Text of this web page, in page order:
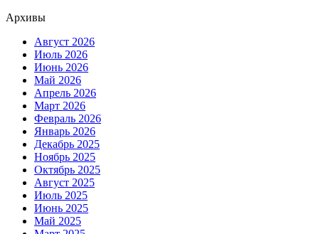
Архивы
Август 2026
Июль 2026
Июнь 2026
Май 2026
Апрель 2026
Март 2026
Февраль 2026
Январь 2026
Декабрь 2025
Ноябрь 2025
Октябрь 2025
Август 2025
Июль 2025
Июнь 2025
Май 2025